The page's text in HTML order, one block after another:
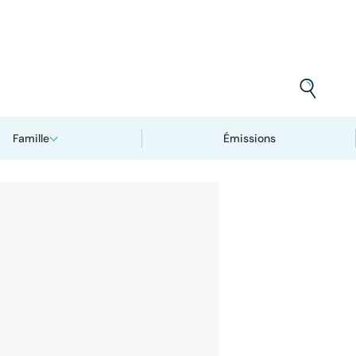
Famille Émissions